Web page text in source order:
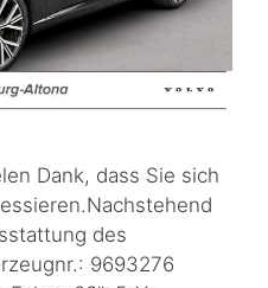
Dank, dass Sie sich
des
9693276